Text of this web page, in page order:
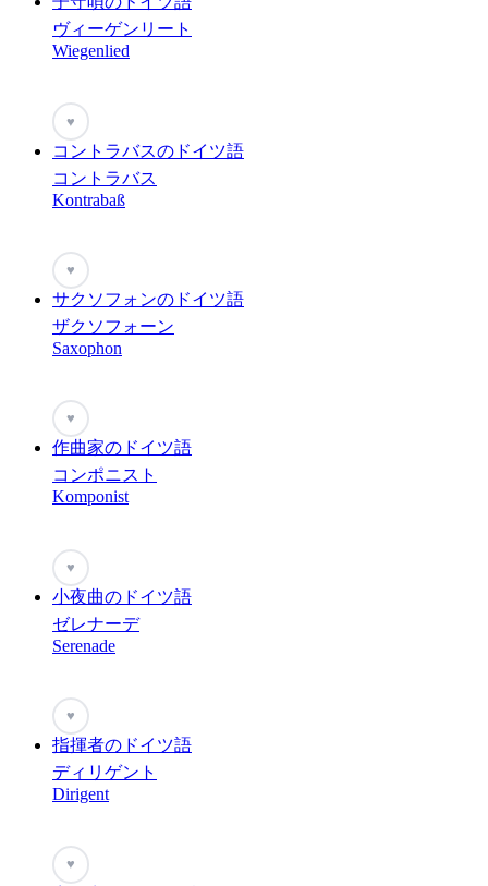
ヴィーゲンリート
Wiegenlied
♥
コントラバスのドイツ語
コントラバス
Kontrabaß
♥
サクソフォンのドイツ語
ザクソフォーン
Saxophon
♥
作曲家のドイツ語
コンポニスト
Komponist
♥
小夜曲のドイツ語
ゼレナーデ
Serenade
♥
指揮者のドイツ語
ディリゲント
Dirigent
♥